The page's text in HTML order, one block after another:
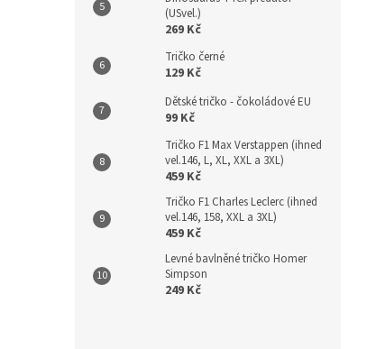
(USvel.)
269 Kč
Tričko černé
129 Kč
Dětské tričko - čokoládové EU
99 Kč
Tričko F1 Max Verstappen (ihned
vel.146, L, XL, XXL a 3XL)
459 Kč
Tričko F1 Charles Leclerc (ihned
vel.146, 158, XXL a 3XL)
459 Kč
Levné bavlněné tričko Homer
Simpson
249 Kč